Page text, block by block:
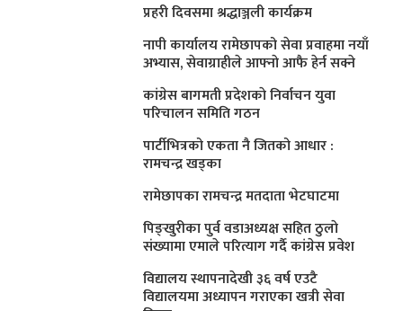
प्रहरी दिवसमा श्रद्धाञ्जली कार्यक्रम
नापी कार्यालय रामेछापको सेवा प्रवाहमा नयाँ
अभ्यास, सेवाग्राहीले आफ्नाे आफै हेर्न सक्ने
कांग्रेस बागमती प्रदेशकाे निर्वाचन युवा
परिचालन समिति गठन
पार्टीभित्रको एकता नै जितको आधार :
रामचन्द्र खड्का
रामेछापका रामचन्द्र मतदाता भेटघाटमा
पिङ्खुरीका पुर्व वडाअध्यक्ष सहित ठुलाे
संख्यामा एमाले परित्याग गर्दै कांग्रेस प्रवेश
विद्यालय स्थापनादेखी ३६ वर्ष एउटै
विद्यालयमा अध्यापन गराएका खत्री सेवा